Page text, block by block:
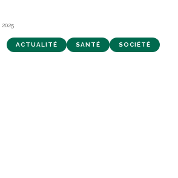
ACTUALITÉ SANTÉ SOCIÉTÉ